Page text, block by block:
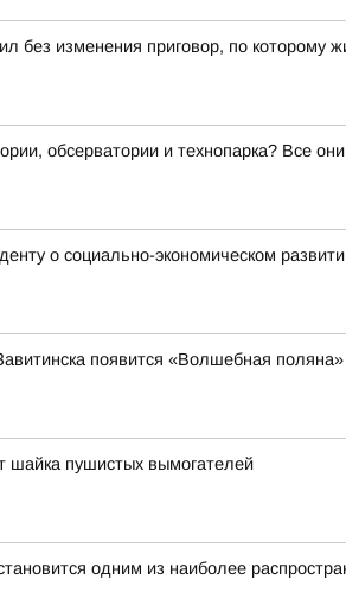
без изменения приговор, по которому
обсерватории и технопарка? Все
о социально-экономическом
появится «Волшебная
шайка пушистых вымогателей
одним из наиболее